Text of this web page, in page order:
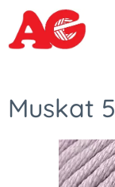
Muskat